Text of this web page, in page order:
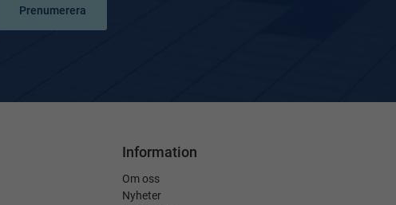
Prenumerera
Information
Om oss
Nyheter